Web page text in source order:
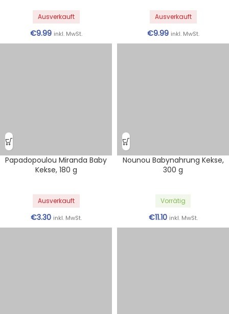
Ausverkauft
€9.99 inkl. MwSt.
Ausverkauft
€9.99 inkl. MwSt.
Papadopoulou Miranda Baby
Kekse, 180 g
Ausverkauft
€3.30 inkl. MwSt.
Nounou Babynahrung Kekse,
300 g
Vorrätig
€11.10 inkl. MwSt.